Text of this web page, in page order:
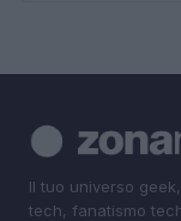
Il tuo universo
tech, fanatismo